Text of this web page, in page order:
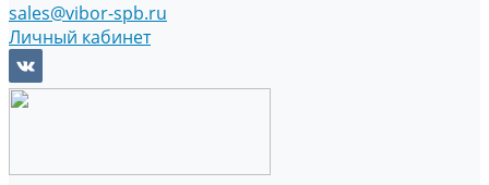
sales@vibor-spb.ru
Личный кабинет